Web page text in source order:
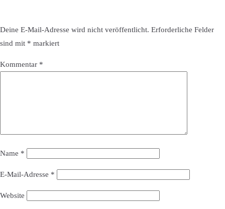
Deine E-Mail-Adresse wird nicht veröffentlicht. Erforderliche Felder
sind mit * markiert
Kommentar *
Name *
E-Mail-Adresse *
Website